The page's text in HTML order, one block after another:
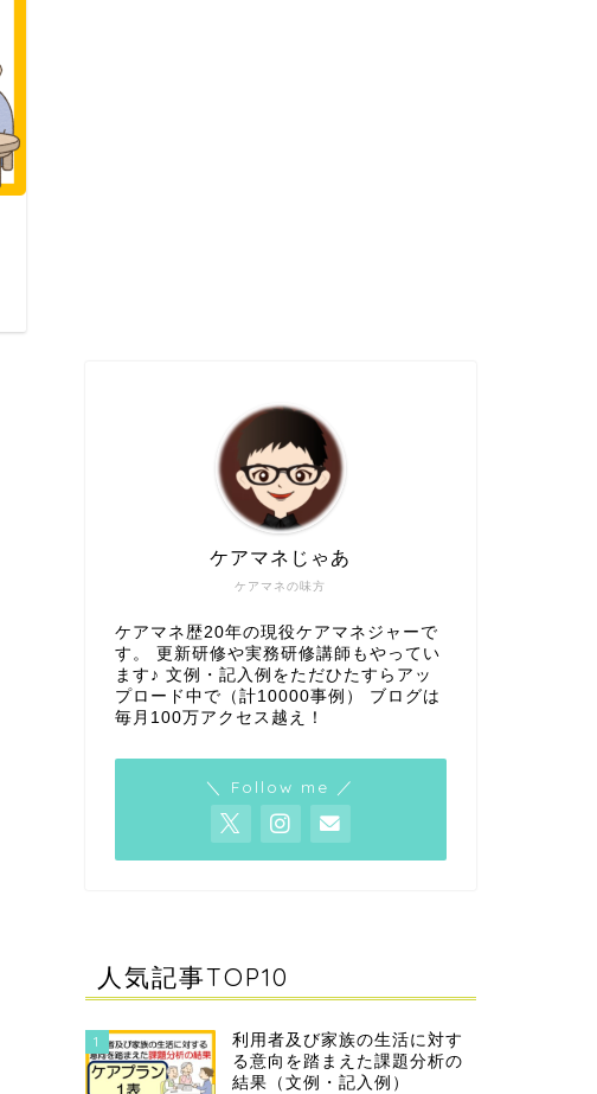
ケアマネの味方
ケアマネじゃあ
ケアマネ歴20年の現役ケアマネジャーで
す。 更新研修や実務研修講師もやってい
ます♪ 文例・記入例をただひたすらアッ
プロード中で（計10000事例） ブログは
毎月100万アクセス越え！
＼ Follow me ／
人気記事TOP10
1
利用者及び家族の生活に対す
る意向を踏まえた課題分析の
結果（文例・記入例）